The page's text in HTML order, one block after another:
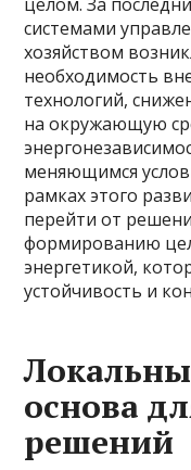
системами
хозяйством
необходимость
технологий,
на окружающую
меняющимся
рамках этого
перейти от
формированию
энергетикой,
устойчивость и
основа
решений